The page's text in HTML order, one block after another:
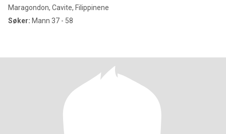
Maragondon, Cavite, Filippinene
Søker: Mann 37 - 58